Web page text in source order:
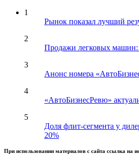
1
Рынок показал лучший
2
Продажи легковых машин:
3
Анонс номера
4
«АвтоБизнесРевю»
5
Доля флит-сегмента у
20%
При использовании материалов с сайта ссылка на